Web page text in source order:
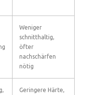
Weniger
schnitthaltig,
öfter
nachschärfen
nötig
Geringere Härte,